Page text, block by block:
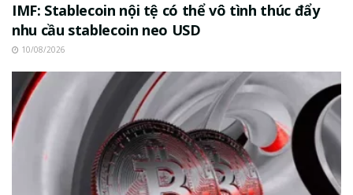
IMF: Stablecoin nội tệ có thể vô tình thúc đẩy
nhu cầu stablecoin neo USD
10/08/2026